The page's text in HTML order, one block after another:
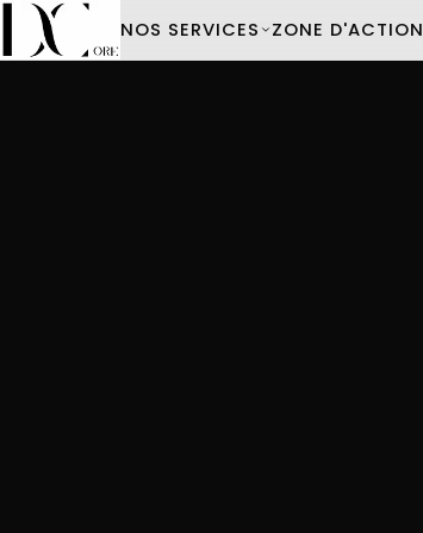
NOS SERVICES ZONE D'ACTION